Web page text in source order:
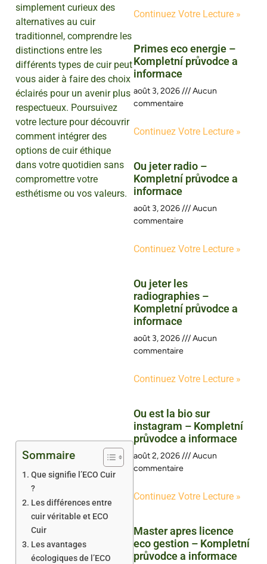
simplement curieux des
alternatives au cuir
traditionnel, comprendre les
distinctions entre les
différents types de cuir peut
vous aider à faire des choix
éclairés pour un avenir plus
respectueux. Poursuivez
votre lecture pour découvrir
comment intégrer des
options de cuir éthique
dans votre quotidien sans
compromettre votre
esthétisme ou vos valeurs.
Sommaire
Que signifie l’ECO Cuir
?
Les différences entre
cuir véritable et ECO
Cuir
Les avantages
écologiques de l’ECO
Continuez Votre Lecture »
Primes eco energie –
Kompletní průvodce a
informace
août 3, 2026
Aucun
commentaire
Continuez Votre Lecture »
Ou jeter radio –
Kompletní průvodce a
informace
août 3, 2026
Aucun
commentaire
Continuez Votre Lecture »
Ou jeter les
radiographies –
Kompletní průvodce a
informace
août 3, 2026
Aucun
commentaire
Continuez Votre Lecture »
Ou est la bio sur
instagram – Kompletní
průvodce a informace
août 2, 2026
Aucun
commentaire
Continuez Votre Lecture »
Master apres licence
eco gestion – Kompletní
průvodce a informace